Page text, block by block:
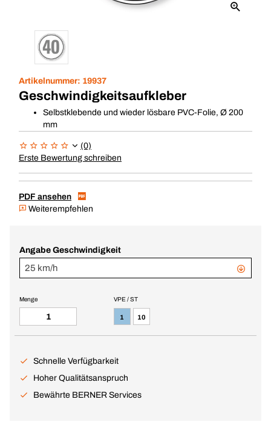
Artikelnummer: 19937
Geschwindigkeitsaufkleber
Selbstklebende und wieder lösbare PVC-Folie, Ø 200
mm
(0)
Erste Bewertung schreiben
PDF ansehen
Weiterempfehlen
Angabe Geschwindigkeit
25 km/h
VPE / ST
1 10
Menge
Schnelle Verfügbarkeit
Hoher Qualitätsanspruch
Bewährte BERNER Services